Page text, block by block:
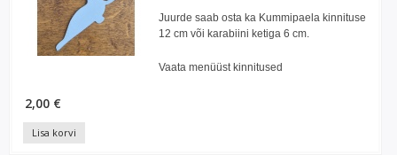
Juurde saab osta ka Kummipaela kinnituse
12 cm või karabiini ketiga 6 cm.
Vaata menüüst kinnitused
2,00 €
Lisa korvi